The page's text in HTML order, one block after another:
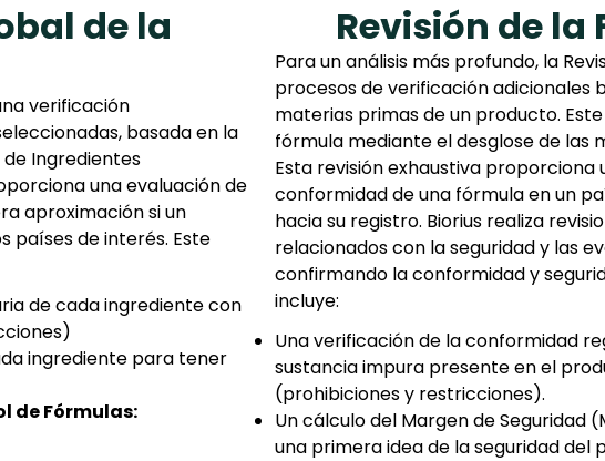
de la
verificación
basada en la
Ingredientes
una evaluación de
aproximación si un
países de interés. Este
de cada ingrediente con
ingrediente para tener
de Fórmulas:
Revisión de
Para un análisis más profundo, la
procesos de verificación adicionales
materias primas de un producto.
fórmula mediante el desglose de las
Esta revisión exhaustiva
conformidad de una fórmula en un
hacia su registro. Biorius realiza
relacionados con la seguridad y las
confirmando la conformidad y
incluye:
Una verificación de la conformidad
sustancia impura presente en el
(prohibiciones y restricciones).
Un cálculo del Margen de Seguridad
una primera idea de la seguridad del